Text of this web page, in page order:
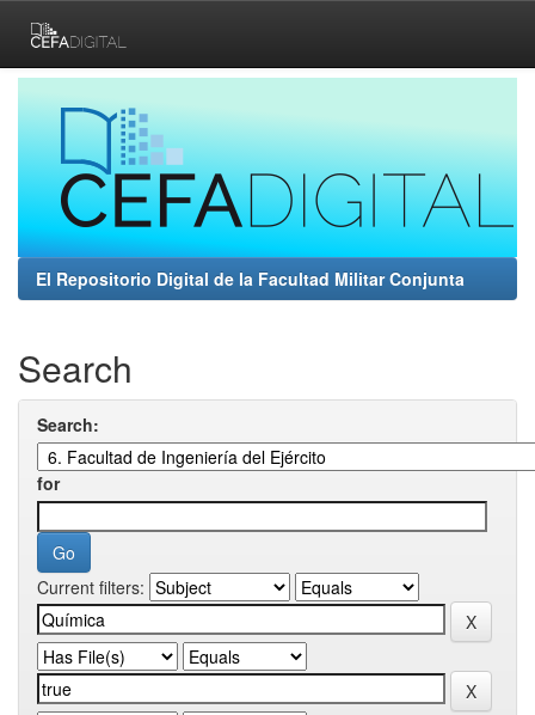
navigation
El Repositorio Digital de la Facultad Militar Conjunta
Search
Search:
for
Current filters: